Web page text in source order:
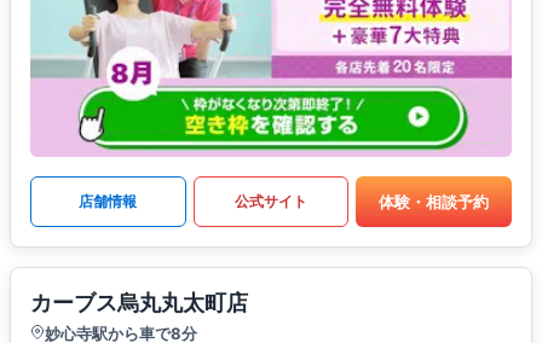
店舗情報 公式サイト 体験・相談予約
カーブス烏丸丸太町店
妙心寺駅から車で8分